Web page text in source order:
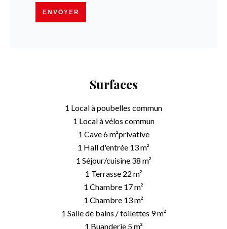
ENVOYER
Surfaces
1 Local à poubelles commun
1 Local à vélos commun
1 Cave6 m²privative
1 Hall d'entrée 13 m²
1 Séjour/cuisine 38 m²
1 Terrasse 22 m²
1 Chambre 17 m²
1 Chambre 13 m²
1 Salle de bains / toilettes 9 m²
1 Buanderie 5 m²